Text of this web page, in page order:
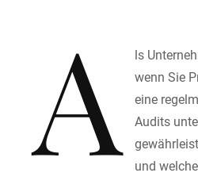
A
ls
wenn Sie
eine
Audits
und